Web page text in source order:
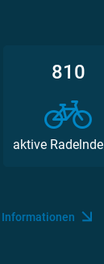
810
aktive Radelnde
Informationen